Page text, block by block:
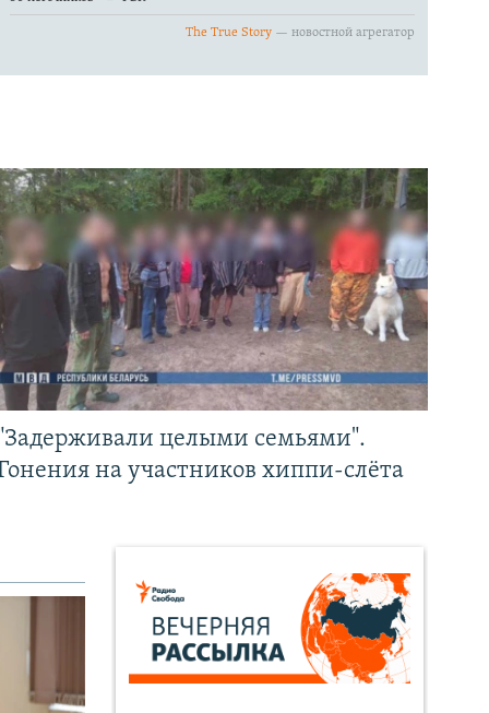
целыми семьями".
на участников хиппи-слёта